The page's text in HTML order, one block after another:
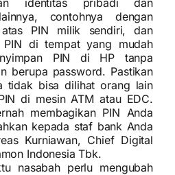
identitas pribadi dan
contohnya dengan
PIN milik sendiri, dan
PIN di tempat yang mudah
PIN di HP tanpa
berupa password. Pastikan
tidak bisa dilihat orang lain
di mesin ATM atau EDC.
membagikan PIN Anda
kepada staf bank Anda
Kurniawan, Chief Digital
Indonesia Tbk.
nasabah perlu mengubah